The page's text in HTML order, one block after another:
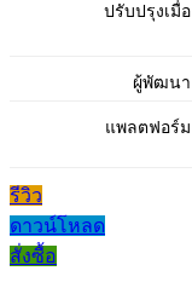
ปรับปรุงเมื่อ
ผู้พัฒนา
แพลตฟอร์ม
รีวิว
ดาวน์โหลด
สั่งซื้อ